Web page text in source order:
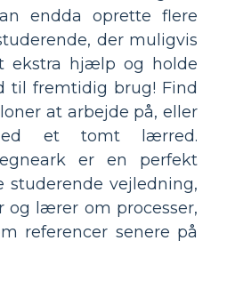
endda oprette flere
der muligvis
ekstra hjælp og holde
til fremtidig brug! Find
at arbejde på, eller
et tomt lærred.
er en perfekt
studerende vejledning,
og lærer om processer,
referencer senere på